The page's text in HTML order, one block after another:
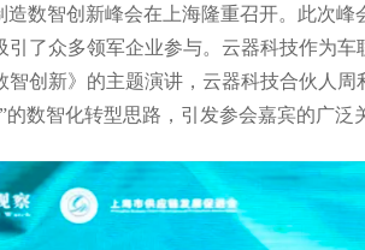
造数智创新峰会在上海隆重召开。此次
了众多领军企业参与。云器科技作为
智创新》的主题演讲，云器科技合伙人
数智化转型思路，引发参会嘉宾的广泛